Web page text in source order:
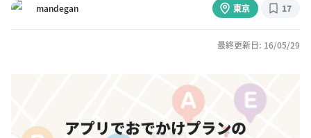
mandegan
東京 17
最終更新日: 16/05/29